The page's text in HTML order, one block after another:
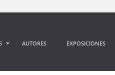
AUTORES EXPOSICIONES